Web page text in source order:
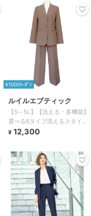
¥1000ｸｰﾎﾟﾝ
ルイルエブティック
【S～5L】【洗える・多機能】
選べる6タイプ洗えるスタイリ
ッシュビジネススーツパンツセ
¥ 12,300